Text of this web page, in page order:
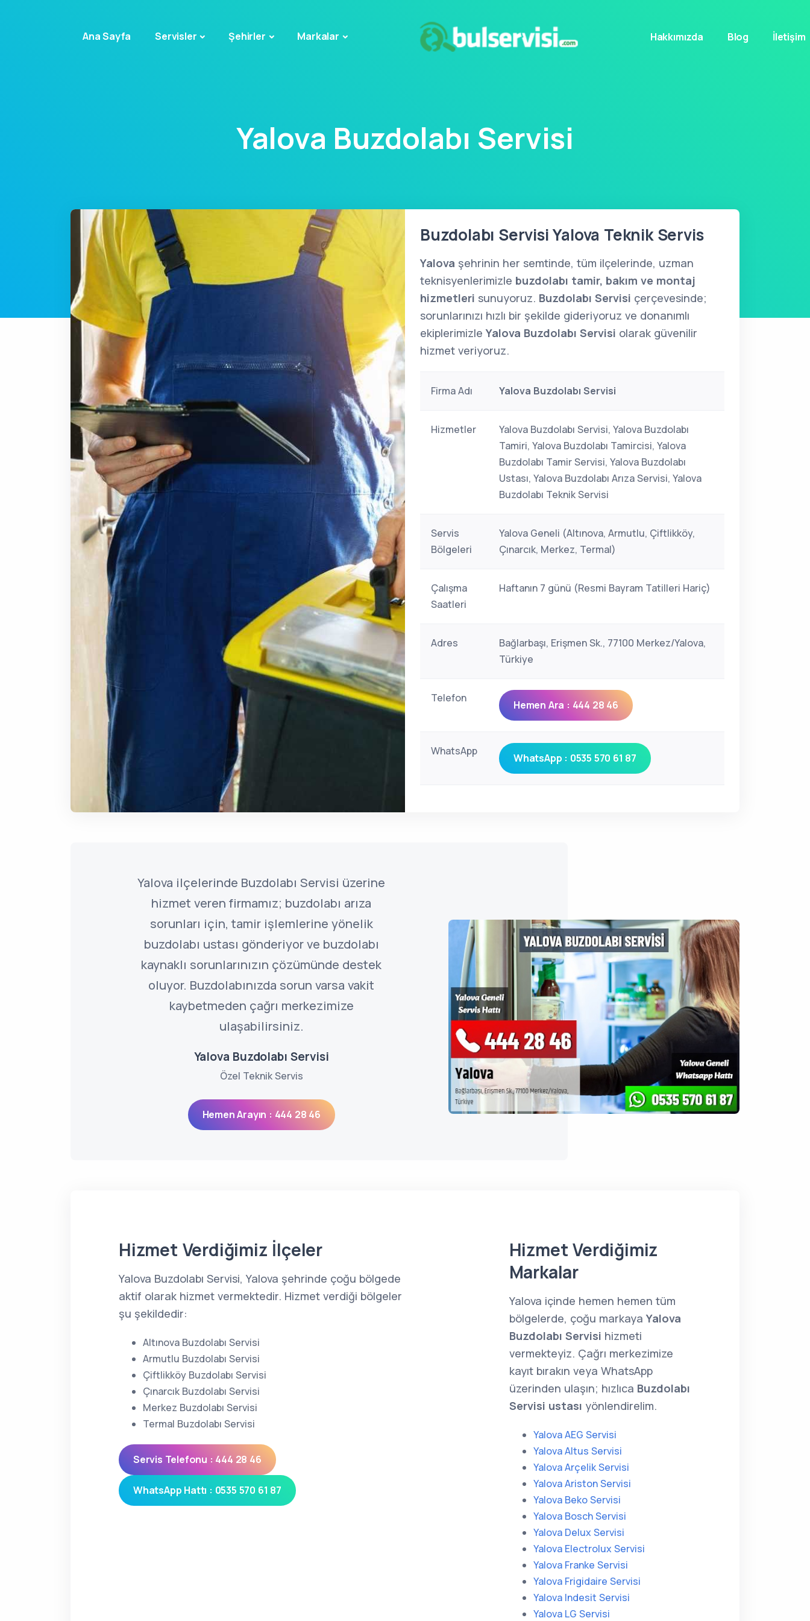
Ana Sayfa Servisler Şehirler Markalar Hakkımızda Blog İletişim
Yalova Buzdolabı Servisi
Buzdolabı Servisi Yalova Teknik Servis
Yalova şehrinin her semtinde, tüm ilçelerinde, uzman
teknisyenlerimizle buzdolabı tamir, bakım ve montaj
hizmetleri sunuyoruz. Buzdolabı Servisi çerçevesinde;
sorunlarınızı hızlı bir şekilde gideriyoruz ve donanımlı
ekiplerimizle Yalova Buzdolabı Servisi olarak güvenilir
hizmet veriyoruz.
Firma Adı Yalova Buzdolabı Servisi
Hizmetler
Yalova Buzdolabı Servisi, Yalova Buzdolabı
Tamiri, Yalova Buzdolabı Tamircisi, Yalova
Buzdolabı Tamir Servisi, Yalova Buzdolabı
Ustası, Yalova Buzdolabı Arıza Servisi, Yalova
Buzdolabı Teknik Servisi
Servis
Bölgeleri
Yalova Geneli (Altınova, Armutlu, Çiftlikköy,
Çınarcık, Merkez, Termal)
Çalışma
Saatleri
Haftanın 7 günü (Resmi Bayram Tatilleri Hariç)
Adres
Bağlarbaşı, Erişmen Sk., 77100 Merkez/Yalova,
Türkiye
Telefon
Hemen Ara : 444 28 46
WhatsApp
WhatsApp : 0535 570 61 87
Yalova ilçelerinde Buzdolabı Servisi üzerine
hizmet veren firmamız; buzdolabı arıza
sorunları için, tamir işlemlerine yönelik
buzdolabı ustası gönderiyor ve buzdolabı
kaynaklı sorunlarınızın çözümünde destek
oluyor. Buzdolabınızda sorun varsa vakit
kaybetmeden çağrı merkezimize
ulaşabilirsiniz.
Yalova Buzdolabı Servisi
Özel Teknik Servis
Hemen Arayın : 444 28 46
Hizmet Verdiğimiz İlçeler
Yalova Buzdolabı Servisi, Yalova şehrinde çoğu bölgede
aktif olarak hizmet vermektedir. Hizmet verdiği bölgeler
şu şekildedir:
Altınova Buzdolabı Servisi
Armutlu Buzdolabı Servisi
Çiftlikköy Buzdolabı Servisi
Çınarcık Buzdolabı Servisi
Merkez Buzdolabı Servisi
Termal Buzdolabı Servisi
Servis Telefonu : 444 28 46
WhatsApp Hattı : 0535 570 61 87
Hizmet Verdiğimiz
Markalar
Yalova içinde hemen hemen tüm
bölgelerde, çoğu markaya Yalova
Buzdolabı Servisi hizmeti
vermekteyiz. Çağrı merkezimize
kayıt bırakın veya WhatsApp
üzerinden ulaşın; hızlıca Buzdolabı
Servisi ustası yönlendirelim.
Yalova AEG Servisi
Yalova Altus Servisi
Yalova Arçelik Servisi
Yalova Ariston Servisi
Yalova Beko Servisi
Yalova Bosch Servisi
Yalova Delux Servisi
Yalova Electrolux Servisi
Yalova Franke Servisi
Yalova Frigidaire Servisi
Yalova Indesit Servisi
Yalova LG Servisi